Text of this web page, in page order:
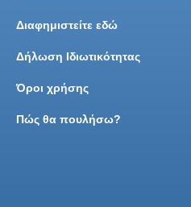
Διαφημιστείτε εδώ
Δήλωση Ιδιωτικότητας
Όροι χρήσης
Πώς θα πουλήσω?